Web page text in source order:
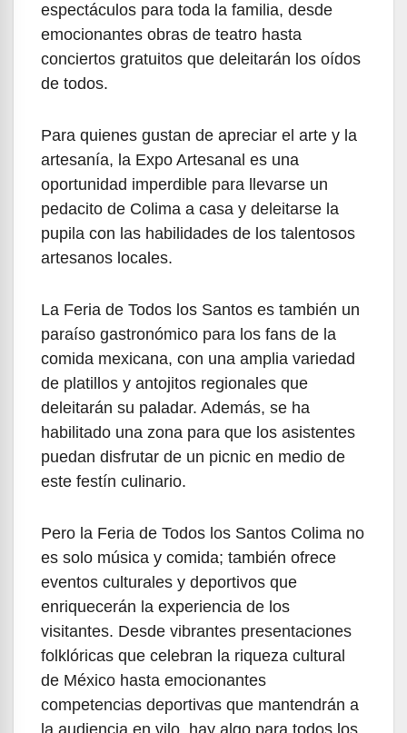
espectáculos para toda la familia, desde
emocionantes obras de teatro hasta
conciertos gratuitos que deleitarán los oídos
de todos.
Para quienes gustan de apreciar el arte y la
artesanía, la Expo Artesanal es una
oportunidad imperdible para llevarse un
pedacito de Colima a casa y deleitarse la
pupila con las habilidades de los talentosos
artesanos locales.
La Feria de Todos los Santos es también un
paraíso gastronómico para los fans de la
comida mexicana, con una amplia variedad
de platillos y antojitos regionales que
deleitarán su paladar. Además, se ha
habilitado una zona para que los asistentes
puedan disfrutar de un picnic en medio de
este festín culinario.
Pero la Feria de Todos los Santos Colima no
es solo música y comida; también ofrece
eventos culturales y deportivos que
enriquecerán la experiencia de los
visitantes. Desde vibrantes presentaciones
folklóricas que celebran la riqueza cultural
de México hasta emocionantes
competencias deportivas que mantendrán a